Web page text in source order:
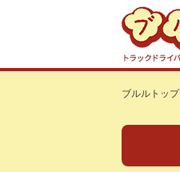
ブルルトップ